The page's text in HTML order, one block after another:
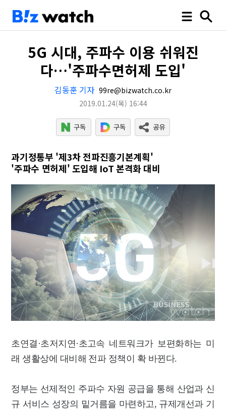
5G 시대, 주파수 이용 쉬워진
다…'주파수면허제 도입'
김동훈 기자 99re@bizwatch.co.kr
2019.01.24(목) 16:44
과기정통부 '제3차 전파진흥기본계획'
'주파수 면허제' 도입해 IoT 본격화 대비
초연결·초저지연·초고속 네트워크가 보편화하는 미
래 생활상에 대비해 전파 정책이 확 바뀐다.
정부는 선제적인 주파수 자원 공급을 통해 산업과 신
규 서비스 성장의 밑거름을 마련하고, 규제개선과 기